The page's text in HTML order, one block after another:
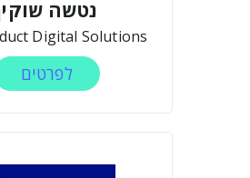
נטשה
Digital Solutions
לפרטים